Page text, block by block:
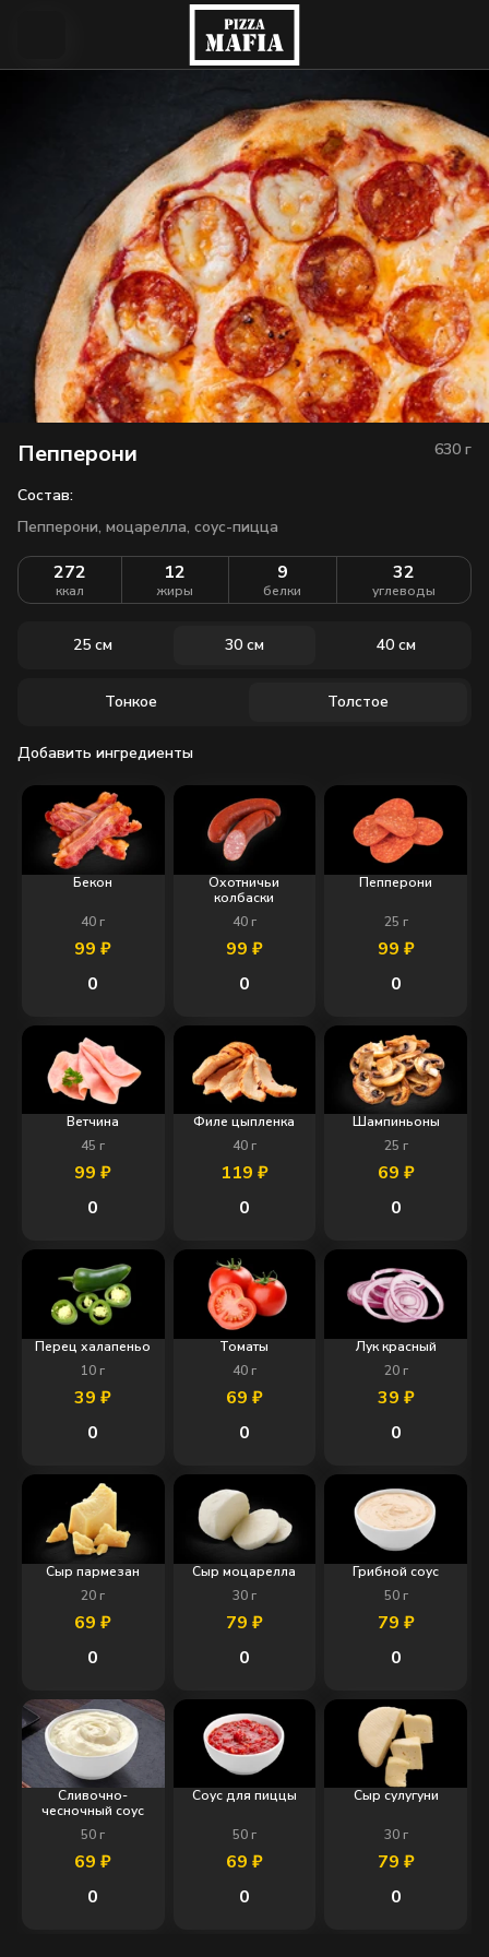
Пепперони 630 г
Состав:
Пепперони, моцарелла, соус-пицца
272
ккал
12
жиры
9
белки
32
углеводы
25 см 30 см 40 см
Тонкое Толстое
Добавить ингредиенты
Бекон
40 г
99₽
0
Охотничьи
колбаски
40г
99 ₽
0
Пепперони
25 г
99 ₽
0
Ветчина
45 г
99₽
0
Филе цыпленка
40г
119 ₽
0
Шампиньоны
25 г
69 ₽
0
Перец халапеньо
10 г
39₽
0
Томаты
40г
69 ₽
0
Лук красный
20г
39 ₽
0
Сыр пармезан
20 г
69₽
0
Сыр моцарелла
30г
79 ₽
0
Грибной соус
50г
79 ₽
0
Сливочно-
чесночный соус
50 г
69₽
0
Соус для пиццы
50г
69 ₽
0
Сыр сулугуни
30г
79 ₽
0